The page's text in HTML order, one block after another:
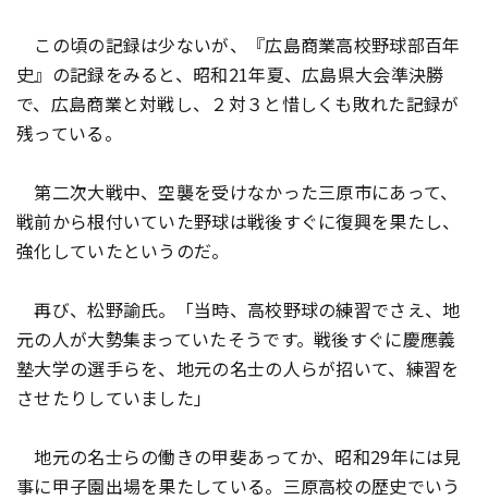
この頃の記録は少ないが、『広島商業高校野球部百年
史』の記録をみると、昭和21年夏、広島県大会準決勝
で、広島商業と対戦し、２対３と惜しくも敗れた記録が
残っている。
第二次大戦中、空襲を受けなかった三原市にあって、
戦前から根付いていた野球は戦後すぐに復興を果たし、
強化していたというのだ。
再び、松野諭氏。「当時、高校野球の練習でさえ、地
元の人が大勢集まっていたそうです。戦後すぐに慶應義
塾大学の選手らを、地元の名士の人らが招いて、練習を
させたりしていました」
地元の名士らの働きの甲斐あってか、昭和29年には見
事に甲子園出場を果たしている。三原高校の歴史でいう